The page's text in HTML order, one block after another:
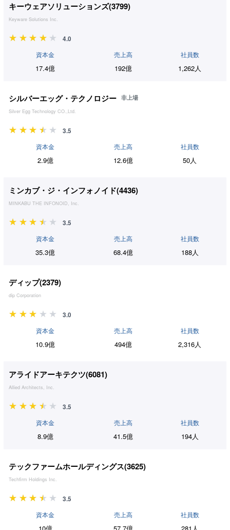
キーウェアソリューションズ(3799)
Keyware Solutions Inc.
4.0
資本金
17.4億
売上高
192億
社員数
1,262人
シルバーエッグ・テクノロジー 非上場
Silver Egg Technology CO.,Ltd.
3.5
資本金
2.9億
売上高
12.6億
社員数
50人
ミンカブ・ジ・インフォノイド(4436)
MINKABU THE INFONOID, Inc.
3.5
資本金
35.3億
売上高
68.4億
社員数
188人
ディップ(2379)
dip Corporation
3.0
資本金
10.9億
売上高
494億
社員数
2,316人
アライドアーキテクツ(6081)
Allied Architects, Inc.
3.5
資本金
8.9億
売上高
41.5億
社員数
194人
テックファームホールディングス(3625)
Techfirm Holdings Inc.
3.5
資本金 売上高 社員数